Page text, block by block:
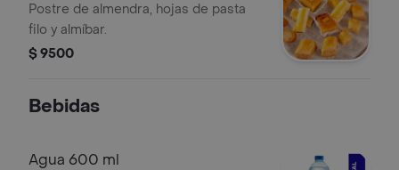
Postre de almendra, hojas de pasta
filo y almíbar.
$ 9500
Bebidas
Agua 600 ml